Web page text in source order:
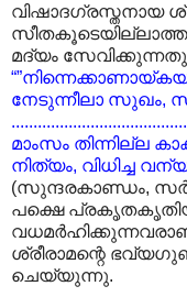
വിഷാദഗ്രസ്തനായ
മദ്യം
നേടുന്നീലാ സുഖം,
മാംസം തിന്നില്ല
നിത്യം, വിധിച്ച
(സുന്ദരകാണ്ഡം,
പക്ഷെ
ശ്രീരാമന്റെ
ചെയ്യുന്നു.